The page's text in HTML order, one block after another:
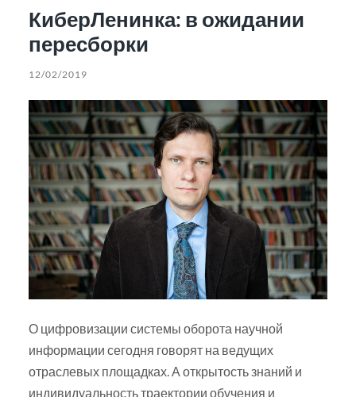
КиберЛенинка: в ожидании
пересборки
12/02/2019
О цифровизации системы оборота научной
информации сегодня говорят на ведущих
отраслевых площадках. А открытость знаний и
индивидуальность траектории обучения и